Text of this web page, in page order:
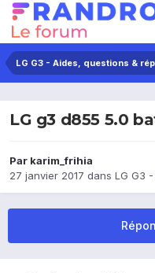
LG G3 - Aides, questions &
LG g3 d855 5.0
Par karim_frihia
27 janvier 2017 dans LG G3